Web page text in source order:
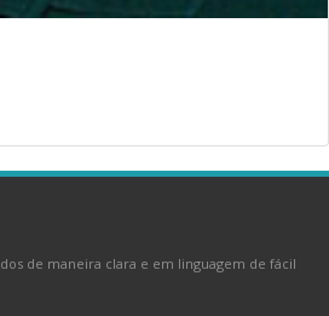
de maneira clara e em linguagem de fácil